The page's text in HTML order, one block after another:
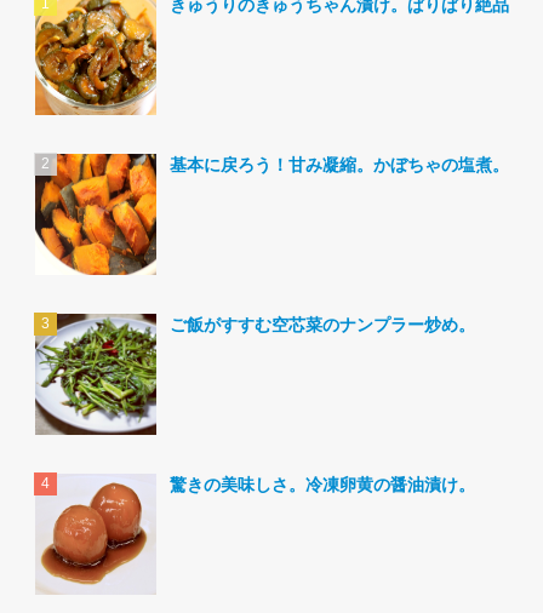
きゅうりのきゅうちゃん漬け。ぱりぱり絶品。
基本に戻ろう！甘み凝縮。かぼちゃの塩煮。
ご飯がすすむ空芯菜のナンプラー炒め。
驚きの美味しさ。冷凍卵黄の醤油漬け。